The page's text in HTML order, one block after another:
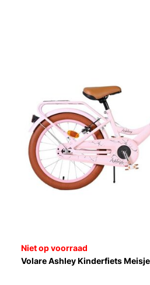
Niet op voorraad
Volare Ashley Kinderfiets